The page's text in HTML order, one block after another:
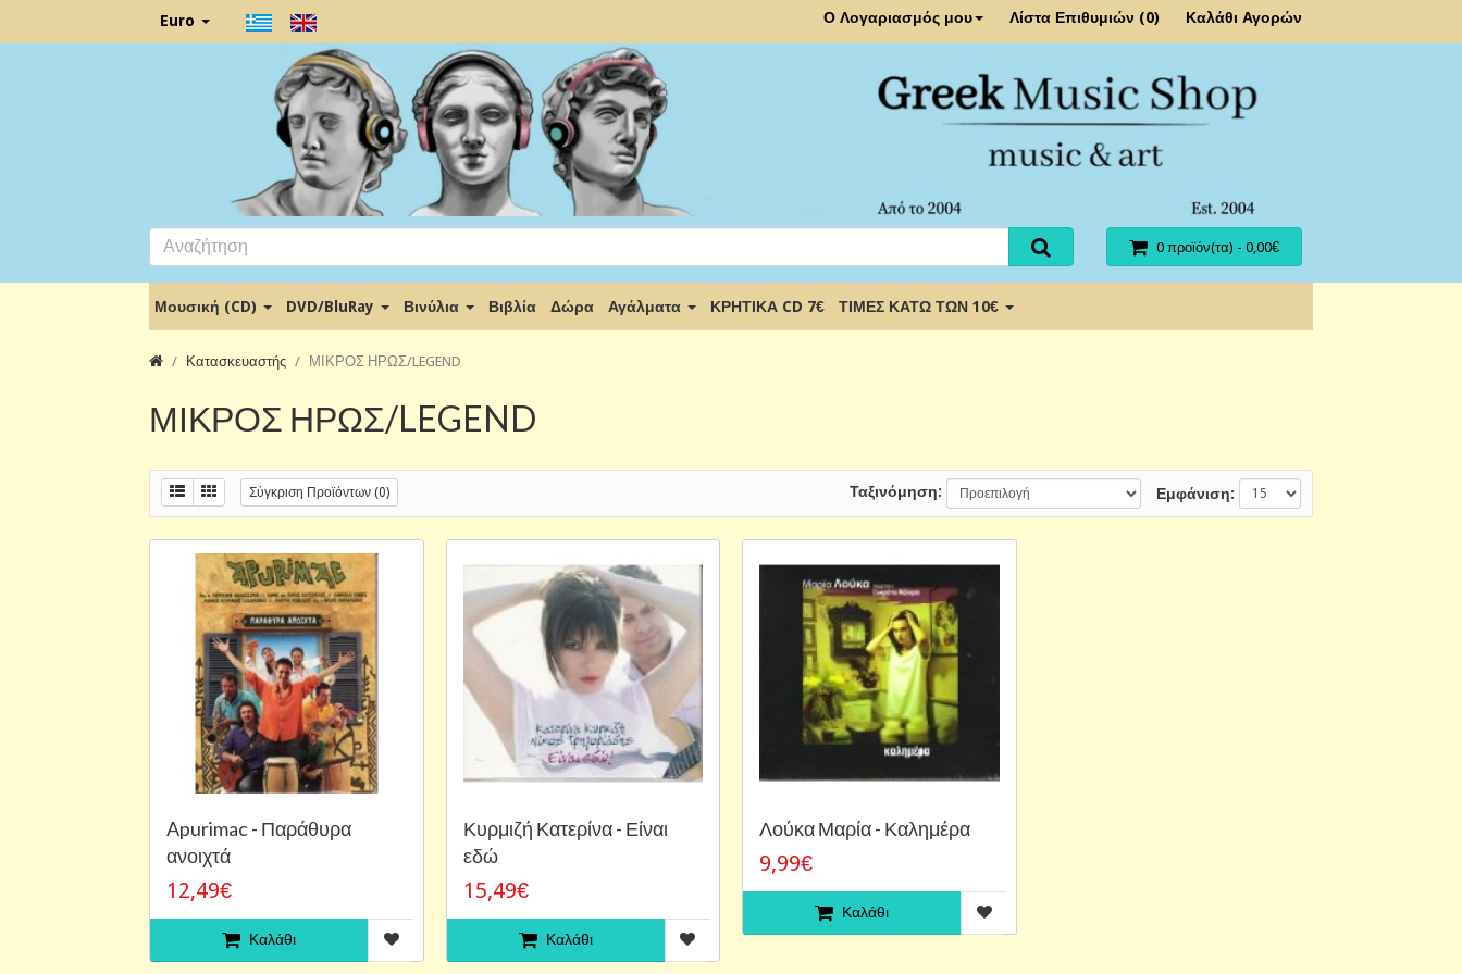
Euro Ο Λογαριασμός μου Λίστα Επιθυμιών (0) Καλάθι Αγορών
0 προϊόν(τα) - 0,00€
Μουσική (CD) DVD/BluRay Βινύλια Βιβλία Δώρα Αγάλματα ΚΡΗΤΙΚΑ CD 7€ ΤΙΜΕΣ ΚΑΤΩ ΤΩΝ 10€
Κατασκευαστής ΜΙΚΡΟΣ ΗΡΩΣ/LEGEND
ΜΙΚΡΟΣ ΗΡΩΣ/LEGEND
Σύγκριση Προϊόντων (0) Ταξινόμηση: Εμφάνιση:
Apurimac - Παράθυρα
ανοιχτά
12,49€
Καλάθι
Κυρμιζή Κατερίνα - Είναι
εδώ
15,49€
Καλάθι
Λούκα Μαρία - Καλημέρα
9,99€
Καλάθι